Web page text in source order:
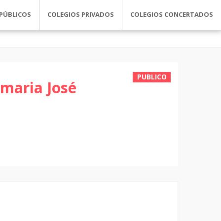
COLEGIOS PRIVADOS COLEGIOS CONCERTADOS
PUBLICO
José